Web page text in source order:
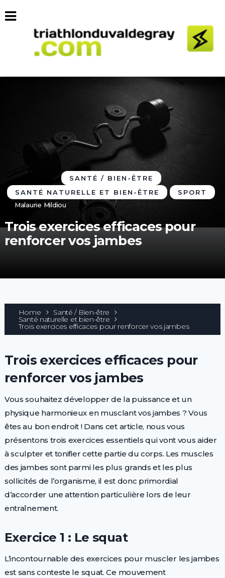
SANTÉ / BIEN-ÊTRE
SANTÉ NATURELLE ET BIEN-ÊTRE
SPORT
Malaurie Mildiou
Trois exercices efficaces pour
renforcer vos jambes
Home Santé / Bien-être
Santé naturelle et bien-être
Trois exercices efficaces pour renforcer vos jambes
Trois exercices efficaces pour
renforcer vos jambes
Vous souhaitez développer de la puissance et un
physique harmonieux en musclant vos jambes ? Vous
êtes au bon endroit ! Dans cet article, nous vous
présentons trois exercices essentiels qui vont vous aider
à sculpter et tonifier cette partie du corps. Les muscles
des jambes sont parmi les plus grands et les plus
sollicités de l’organisme, il est donc primordial
d’accorder une attention particulière lors de leur
entraînement.
Exercice 1 : Le squat
L’incontournable des exercices pour muscler les jambes
est sans conteste le squat. Ce mouvement